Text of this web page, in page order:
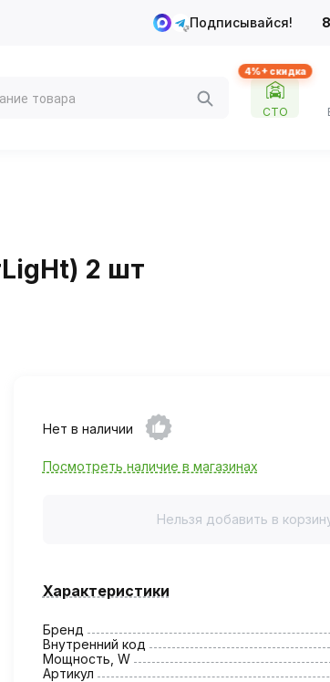
Подписывайся!
4%+ скидка
СТО
2 шт
Нет в наличии
Посмотреть наличие в магазинах
Нельзя добавить в
Характеристики
Бренд
Внутренний код
Мощность, W
Артикул